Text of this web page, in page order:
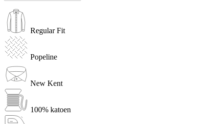
Regular Fit
Popeline
New Kent
100% katoen